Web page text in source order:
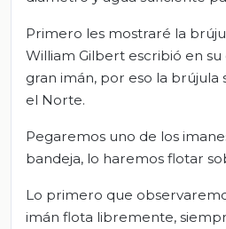
Primero les mostraré la
William Gilbert escribió en su
gran imán, por eso la brújula
el Norte.
Pegaremos uno de los
bandeja, lo haremos flotar
Lo primero que
imán flota libremente,